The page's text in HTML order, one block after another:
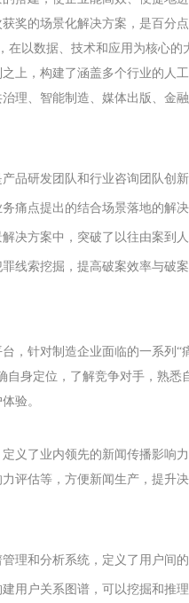
奖的场景化解决方案，是百分点
在以数据、技术和应用为核心的
上，构建了涵盖多个行业的人工
理、智能制造、媒体出版、金融
品研发团队和行业咨询团队创新
痛点提出的结合场景落地的解决
决方案中，突破了以往由案到人
线索挖掘，提高破案效率与破案
，针对制造企业面临的一系列“
自身定位，了解竞争对手，熟悉
验。
义了业内领先的新闻传播影响力
评估等，方便新闻生产，提升决
理和分析系统，定义了用户间的
用户关系图谱，可以挖掘和推理